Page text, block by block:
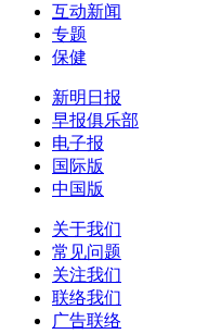
互动新闻
专题
保健
新明日报
早报俱乐部
电子报
国际版
中国版
关于我们
常见问题
关注我们
联络我们
广告联络